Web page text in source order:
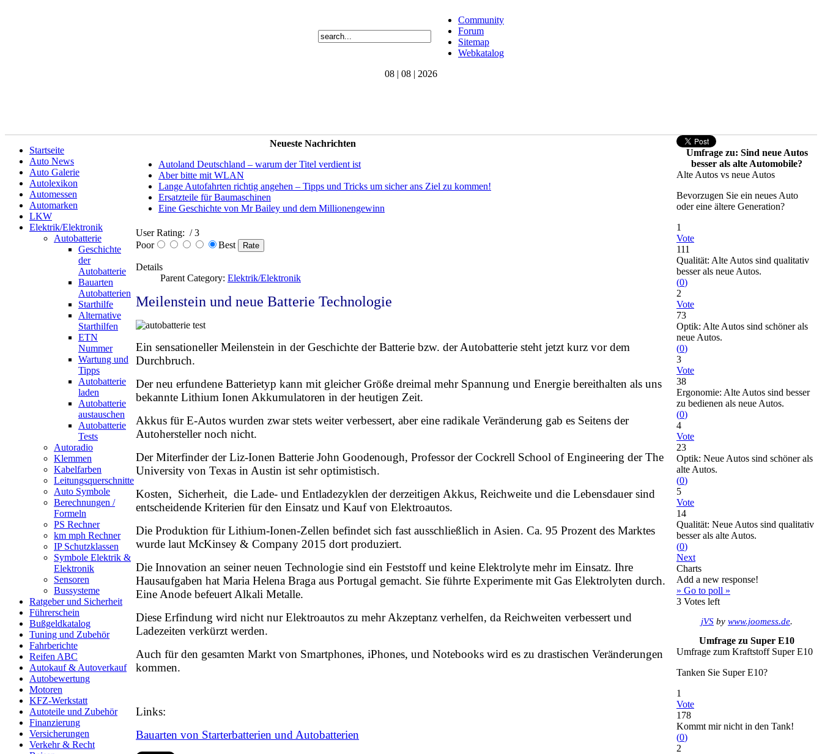
Community
Forum
Sitemap
Webkatalog
08 | 08 | 2026
Startseite
Auto News
Auto Galerie
Autolexikon
Automessen
Automarken
LKW
Elektrik/Elektronik
Autobatterie
Geschichte
der
Autobatterie
Bauarten
Autobatterien
Starthilfe
Alternative
Starthilfen
ETN
Nummer
Wartung und
Tipps
Autobatterie
laden
Autobatterie
austauschen
Autobatterie
Tests
Autoradio
Klemmen
Kabelfarben
Leitungsquerschnitte
Auto Symbole
Berechnungen /
Formeln
PS Rechner
km mph Rechner
IP Schutzklassen
Symbole Elektrik &
Elektronik
Sensoren
Bussysteme
Ratgeber und Sicherheit
Führerschein
Bußgeldkatalog
Tuning und Zubehör
Fahrberichte
Reifen ABC
Autokauf & Autoverkauf
Autobewertung
Motoren
KFZ-Werkstatt
Autoteile und Zubehör
Finanzierung
Versicherungen
Verkehr & Recht
Neueste Nachrichten
Autoland Deutschland – warum der Titel verdient ist
Aber bitte mit WLAN
Lange Autofahrten richtig angehen – Tipps und Tricks um sicher ans Ziel zu kommen!
Ersatzteile für Baumaschinen
Eine Geschichte von Mr Bailey und dem Millionengewinn
User Rating: / 3
Poor
Best
Details
Parent Category: Elektrik/Elektronik
Meilenstein und neue Batterie Technologie
Ein sensationeller Meilenstein in der Geschichte der Batterie bzw. der Autobatterie steht jetzt kurz vor dem
Durchbruch.
Der neu erfundene Batterietyp kann mit gleicher Größe dreimal mehr Spannung und Energie bereithalten als uns
bekannte Lithium Ionen Akkumulatoren in der heutigen Zeit.
Akkus für E-Autos wurden zwar stets weiter verbessert, aber eine radikale Veränderung gab es Seitens der
Autohersteller noch nicht.
Der Miterfinder der Liz-Ionen Batterie John Goodenough, Professor der Cockrell School of Engineering der The
University von Texas in Austin ist sehr optimistisch.
Kosten, Sicherheit, die Lade- und Entladezyklen der derzeitigen Akkus, Reichweite und die Lebensdauer sind
entscheidende Kriterien für den Einsatz und Kauf von Elektroautos.
Die Produktion für Lithium-Ionen-Zellen befindet sich fast aus­schließ­lich in Asien. Ca. 95 Prozent des Marktes
wurde laut McKinsey & Company 2015 dort produziert.
Die Innovation an seiner neuen Technologie sind ein Feststoff und keine Elektrolyte mehr im Einsatz. Ihre
Hausaufgaben hat Maria Helena Braga aus Portugal gemacht. Sie führte Experimente mit Gas Elektrolyten durch.
Eine Anode befeuert Alkali Metalle.
Diese Erfindung wird nicht nur Elektroautos zu mehr Akzeptanz verhelfen, da Reichweiten verbessert und
Ladezeiten verkürzt werden.
Auch für den gesamten Markt von Smartphones, iPhones, und Notebooks wird es zu drastischen Veränderungen
kommen.
Links:
Bauarten von Starterbatterien und Autobatterien
Umfrage zu: Sind neue Autos
besser als alte Automobile?
Alte Autos vs neue Autos
Bevorzugen Sie ein neues Auto
oder eine ältere Generation?
1
Vote
111
Qualität: Alte Autos sind qualitativ
besser als neue Autos.
(0)
2
Vote
73
Optik: Alte Autos sind schöner als
neue Autos.
(0)
3
Vote
38
Ergonomie: Alte Autos sind besser
zu bedienen als neue Autos.
(0)
4
Vote
23
Optik: Neue Autos sind schöner als
alte Autos.
(0)
5
Vote
14
Qualität: Neue Autos sind qualitativ
besser als alte Autos.
(0)
Next
Charts
Add a new response!
» Go to poll »
3 Votes left
jVS by www.joomess.de.
Umfrage zu Super E10
Umfrage zum Kraftstoff Super E10
Tanken Sie Super E10?
1
Vote
178
Kommt mir nicht in den Tank!
(0)
2